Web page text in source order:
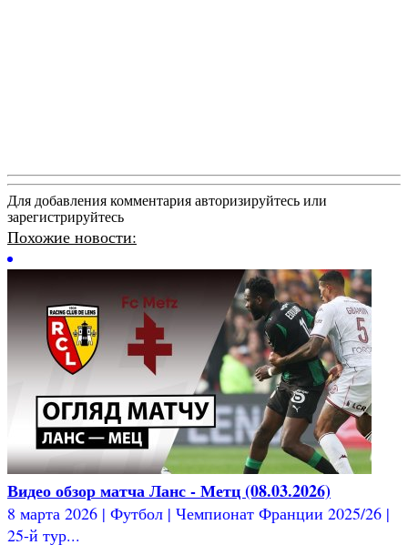
Для добавления комментария авторизируйтесь или
зарегистрируйтесь
Похожие новости:
Видео обзор матча Ланс - Метц (08.03.2026)
8 марта 2026 | Футбол | Чемпионат Франции 2025/26 |
25-й тур...